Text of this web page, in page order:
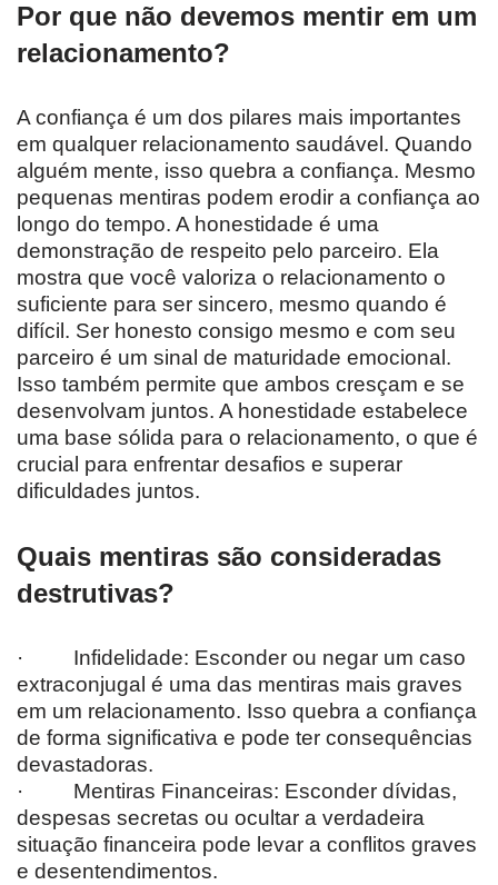
Por que não devemos mentir em um
relacionamento?
A confiança é um dos pilares mais importantes
em qualquer relacionamento saudável. Quando
alguém mente, isso quebra a confiança. Mesmo
pequenas mentiras podem erodir a confiança ao
longo do tempo. A honestidade é uma
demonstração de respeito pelo parceiro. Ela
mostra que você valoriza o relacionamento o
suficiente para ser sincero, mesmo quando é
difícil. Ser honesto consigo mesmo e com seu
parceiro é um sinal de maturidade emocional.
Isso também permite que ambos cresçam e se
desenvolvam juntos. A honestidade estabelece
uma base sólida para o relacionamento, o que é
crucial para enfrentar desafios e superar
dificuldades juntos.
Quais mentiras são consideradas
destrutivas?
· Infidelidade: Esconder ou negar um caso
extraconjugal é uma das mentiras mais graves
em um relacionamento. Isso quebra a confiança
de forma significativa e pode ter consequências
devastadoras.
· Mentiras Financeiras: Esconder dívidas,
despesas secretas ou ocultar a verdadeira
situação financeira pode levar a conflitos graves
e desentendimentos.